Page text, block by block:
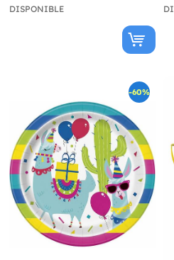
DISPONIBLE
-60%